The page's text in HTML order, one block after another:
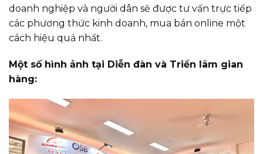
doanh nghiệp và người dân sẽ được tư vấn trực tiếp
các phương thức kinh doanh, mua bán online một
cách hiệu quả nhất.
Một số hình ảnh tại Diễn đàn và Triển lãm gian
hàng: